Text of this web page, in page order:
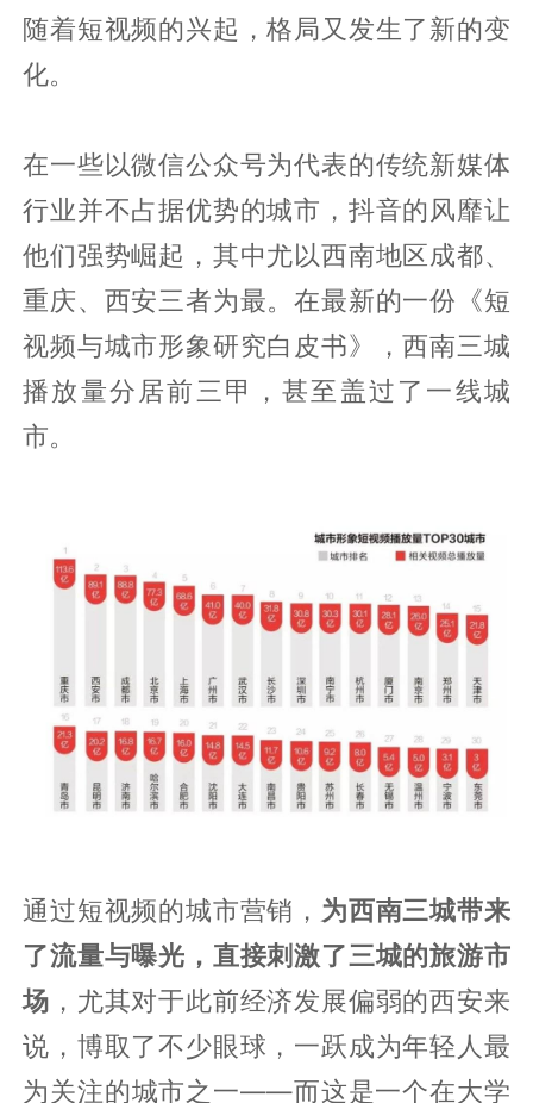
随着短视频的兴起，格局又发生了新的变
化。
在一些以微信公众号为代表的传统新媒体
行业并不占据优势的城市，抖音的风靡让
他们强势崛起，其中尤以西南地区成都、
重庆、西安三者为最。在最新的一份《短
视频与城市形象研究白皮书》，西南三城
播放量分居前三甲，甚至盖过了一线城
市。
通过短视频的城市营销， 为西南三城带来
了流量与曝光，直接刺激了三城的旅游市
场 ，尤其对于此前经济发展偏弱的西安来
说，博取了不少眼球，一跃成为年轻人最
为关注的城市之一——而这是一个在大学